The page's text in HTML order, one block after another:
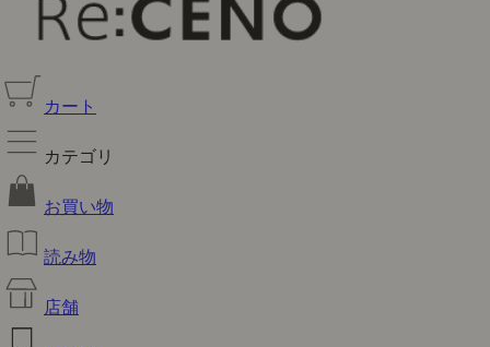
カート
カテゴリ
お買い物
読み物
店舗